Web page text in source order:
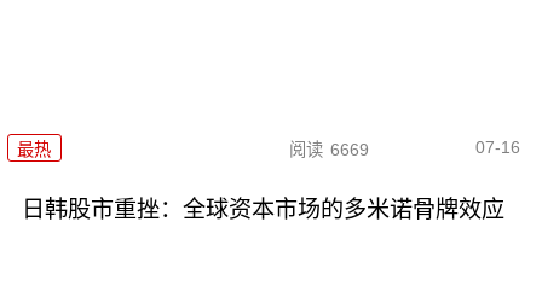
最热 阅读 6669 07-16
日韩股市重挫：全球资本市场的多米诺骨牌效应